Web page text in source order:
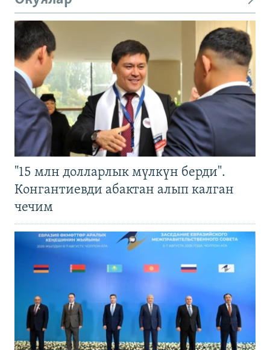
"15 млн долларлык мүлкүн берди".
Конгантиевди абактан алып калган
чечим